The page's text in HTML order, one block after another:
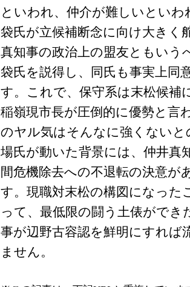
といわれ、仲介が難しいとい
袋氏が立候補断念に向け大きく
真知事の政治上の盟友ともいう
袋氏を説得し、同氏も事実上同
す。これで、保守系は末松候補
稲嶺現市長が圧倒的に優勢と言
のヤル気はそんなに強くない
場氏が動いた背景には、仲井真
間危機除去への不退転の決意が
す。現職対末松の構図になった
って、最低限の闘う土俵がで
事が辺野古容認を鮮明にすれば
ません。